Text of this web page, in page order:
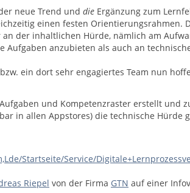
neue Trend und die Ergänzung zum
einen festen Orientierungsrahmen.
der inhaltlichen Hürde, nämlich am
Aufgaben anzubieten als auch an
ein dort sehr engagiertes Team nun
und Kompetenzraster erstellt und
in allen Appstores) die technische Hürde
Startseite/Service/
Riepel von der Firma GTN auf einer